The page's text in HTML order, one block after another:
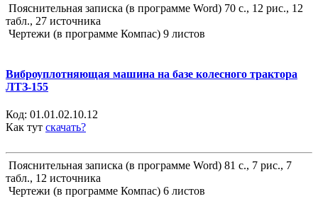
Пояснительная записка (в программе Word) 70 с., 12 рис., 12
табл., 27 источника
Чертежи (в программе Компас) 9 листов
Виброуплотняющая машина на базе колесного трактора
ЛТЗ-155
Код: 01.01.02.10.12
Как тут скачать?
Пояснительная записка (в программе Word) 81 с., 7 рис., 7
табл., 12 источника
Чертежи (в программе Компас) 6 листов